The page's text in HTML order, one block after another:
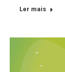
Ler mais